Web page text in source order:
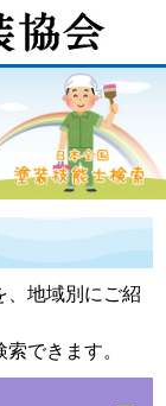
、地域別にご紹
できます。